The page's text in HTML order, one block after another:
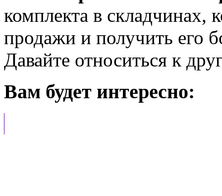
комплекта в складчинах,
продажи и получить его
Давайте относиться к
Вам будет интересно: